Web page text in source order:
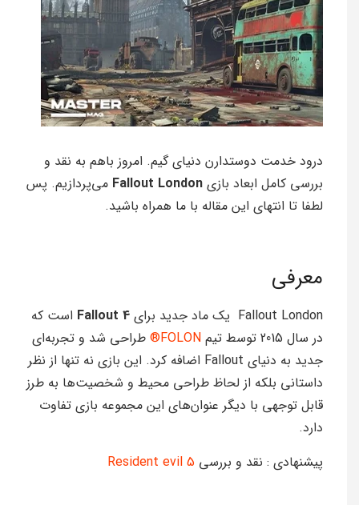
درود خدمت دوستدارن دنیای گیم. امروز باهم به نقد و
بررسی کامل ابعاد بازی Fallout London می‌پردازیم. پس
لطفا تا انتهای این مقاله با ما همراه باشید.
معرفی
Fallout London یک ماد جدید برای Fallout 4
است که
در سال 2015 توسط تیم
FOLON®
طراحی شد و تجربه‌ای
جدید به دنیای Fallout اضافه کرد. این بازی نه تنها از نظر
داستانی بلکه از لحاظ طراحی محیط و شخصیت‌ها به طرز
قابل توجهی با دیگر عنوان‌های این مجموعه بازی تفاوت
دارد.
پیشنهادی : نقد و بررسی Resident evil 5